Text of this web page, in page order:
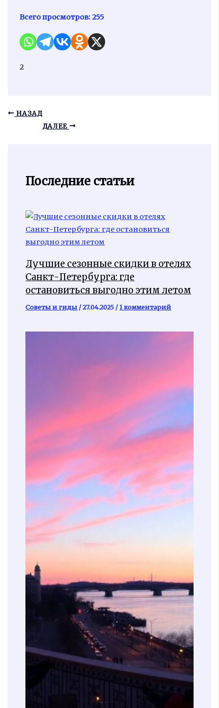
Всего просмотров:255
2
НАЗАД
ДАЛЕЕ
Последние статьи
Лучшие сезонные скидки в отелях
Санкт-Петербурга: где
остановиться выгодно этим летом
Советы и гиды /27.04.2025 /1 комментарий